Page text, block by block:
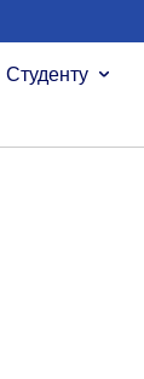
Студенту